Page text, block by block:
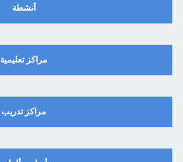
أنشطة
مراكز تعليمية
مراكز تدريب